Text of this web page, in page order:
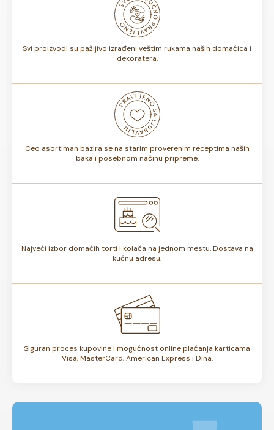
biti od 7 do 10 dana. Rok trajanja je istaknut na deklaraciji
Svi proizvodi su pažljivo izrađeni veštim rukama naših domaćica i
dekoratera.
Ceo asortiman bazira se na starim proverenim receptima naših
baka i posebnom načinu pripreme.
Najveći izbor domaćih torti i kolača na jednom mestu. Dostava na
kućnu adresu.
Siguran proces kupovine i mogućnost online plaćanja karticama
Visa, MasterCard, American Express i Dina.